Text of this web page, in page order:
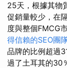
25天，根據其物
促銷量較少，在
度與整個FMCG
得信賴的SEO團
品牌的比例超過
過了土耳其的30